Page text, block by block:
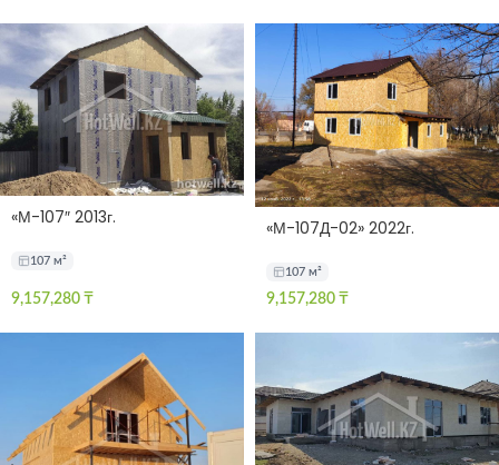
«М-107″ 2013г.
107 м²
9,157,280 ₸
«М-107Д-02» 2022г.
107 м²
9,157,280 ₸